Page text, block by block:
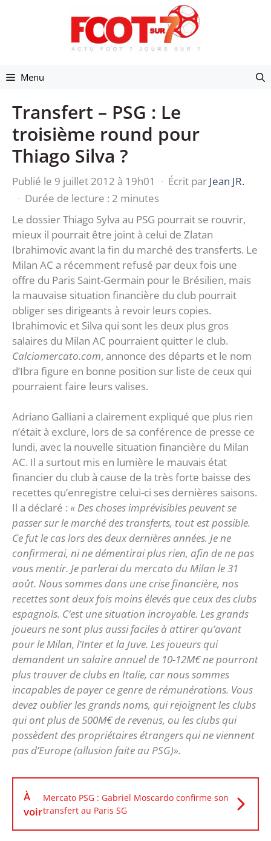
Menu
Transfert – PSG : Le
troisième round pour
Thiago Silva ?
Publié le 9 juillet 2012 à 19h01 · Écrit par Jean JR.
· Durée de lecture : 2 minutes
Le dossier Thiago Sylva au PSG pourrait se rouvrir,
mieux il pourrait être joint à celui de Zlatan
Ibrahimovic avant la fin du marché des transferts. Le
Milan AC a récemment refusé par deux fois une
offre du Paris Saint-Germain pour le Brésilien, mais
la mauvaise situation financière du club pourrait
obliger ses dirigeants à revoir leurs copies.
Ibrahimovic et Silva qui sont les deux plus gros
salaires du Milan AC pourraient quitter le club.
Calciomercato.com, annonce des départs et le nom
d’Ibra figure en bonne position sur liste de ceux qui
pourraient faire leurs valises.
Adriano Galliani a clairement expliqué que plus rien
n’était à exclure, lors de sa conférence de presse ce
lundi, avec la nouvelle situation financière du Milan
AC. Il a surtout mis en lumière le mauvais état
financier du club à cause de la très forte baisse des
recettes qu’enregistre celui-ci ses dernières saisons.
Il a déclaré : « Des choses imprévisibles peuvent se
passer sur le marché des transferts, tout est possible.
Ce fut le cas lors des deux dernières années. Je ne
confirmerai, ni ne démentirai plus rien, afin de ne pas
vous mentir. Je parlerai du mercato du Milan le 31
août. Nous sommes dans une crise financière, nos
recettes sont deux fois moins élevés que ceux des clubs
espagnols. C’est une situation incroyable. Les grands
joueurs ne sont plus aussi faciles à attirer qu’avant
pour le Milan, l’Inter et la Juve. Les joueurs qui
demandent un salaire annuel de 10-12M€ ne pourront
plus trouver de clubs en Italie, car nous sommes
incapables de payer ce genre de rémunérations. Vous
devez oublier les grands noms, qui rejoignent les clubs
qui ont plus de 500M€ de revenus, ou les clubs qui
possèdent des propriétaires étrangers qui ne viennent
pas d’Europe (allusion faite au PSG)».
À
voir
Mercato PSG : Gabriel Moscardo confirme son
transfert au Paris SG